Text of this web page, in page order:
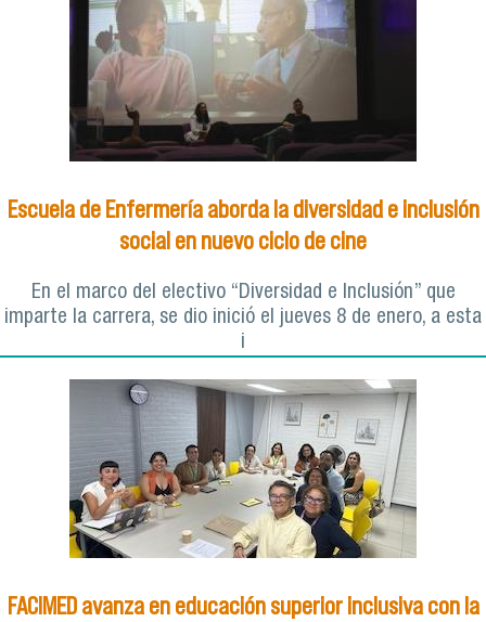
Escuela de Enfermería aborda la diversidad e inclusión
social en nuevo ciclo de cine
En el marco del electivo “Diversidad e Inclusión” que
imparte la carrera, se dio inició el jueves 8 de enero, a esta
i
FACIMED avanza en educación superior inclusiva con la